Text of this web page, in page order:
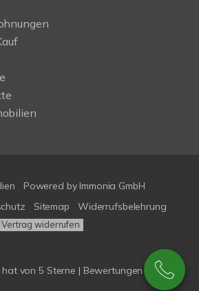
Powered by Immonia GmbH
Sitemap Widerrufsbelehrung
Vertrag widerrufen
hat von5 Sterne | Bewertungen bei